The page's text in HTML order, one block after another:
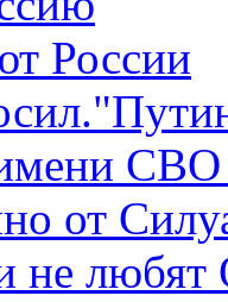
России
СВО
от
не